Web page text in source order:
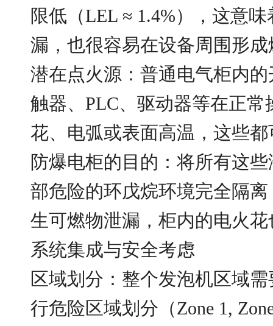
限低（LEL ≈ 1.4%），这意
漏，也很容易在设备周围形
潜在点火源：普通电气柜内
触器、PLC、驱动器等在正常
花、电弧或表面高温，这些
防爆电柜的目的：将所有这
部危险的环戊烷环境完全隔
生可燃物泄漏，柜内的电火
系统集成与安全考虑
区域划分：整个发泡机区域
行危险区域划分（Zone 1,